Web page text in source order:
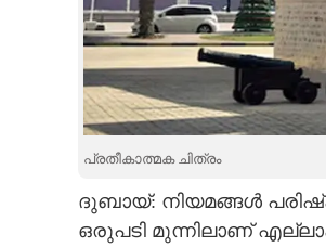
LITERATURE
പ്രതീകാത്മക ചിത്രം
ദുബായ്: നിയമങ്ങള്‍
ഒരുപടി മുന്നിലാണ്